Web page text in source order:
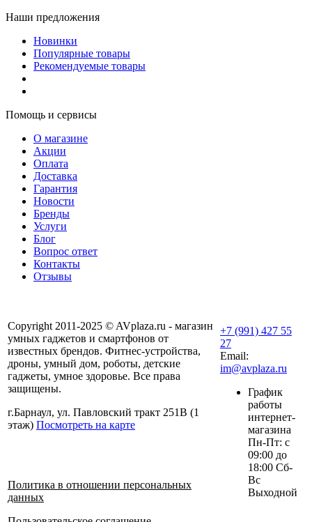
Наши предложения
Новинки
Популярные товары
Рекомендуемые товары
Помощь и сервисы
О магазине
Акции
Оплата
Доставка
Гарантия
Новости
Бренды
Услуги
Блог
Вопрос ответ
Контакты
Отзывы
Copyright 2011-2025 © AVplaza.ru - магазин
умных гаджетов и смартфонов от
известных брендов. Фитнес-устройства,
дроны, умный дом, роботы, детские
гаджеты, умное здоровье. Все права
защищены.
г.Барнаул, ул. Павловский тракт 251В (1
этаж) Посмотреть на карте
Политика в отношении персональных
данных
+7 (991) 427 55
27
Email:
im@avplaza.ru
График
работы
интернет-
магазина
Пн-Пт: с
09:00 до
18:00 Сб-
Вс
Выходной